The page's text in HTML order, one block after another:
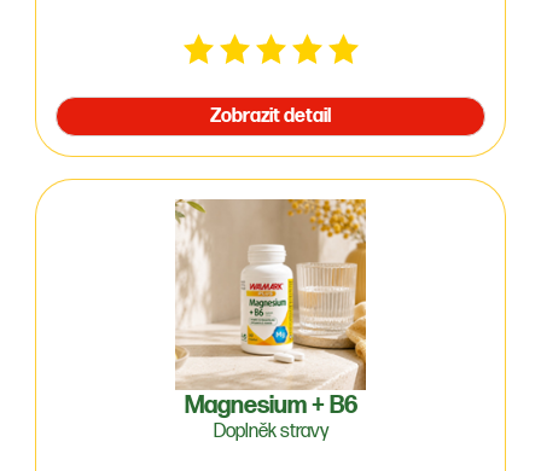
Zobrazit detail
Magnesium + B6
Doplněk stravy